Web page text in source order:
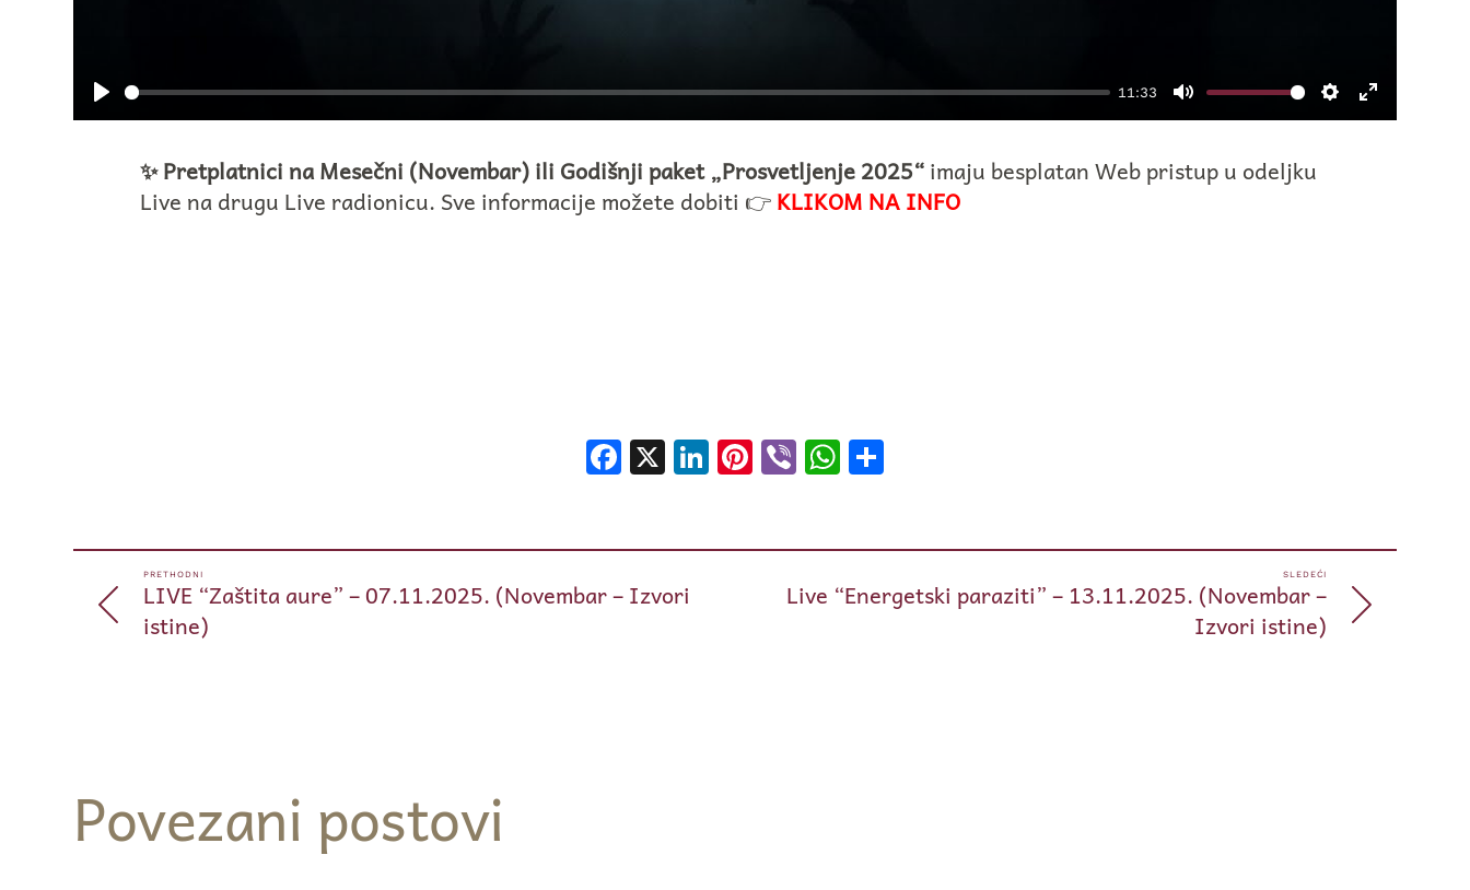
Play
11:33
Mute Settings
Enter
✨ Pretplatnici na Mesečni (Novembar) ili Godišnji paket „Prosvetljenje 2025“imaju besplatan Web pristup u odeljku
Live na drugu Live radionicu. Sve informacije možete dobiti 👉KLIKOM NA INFO
Facebook
X LinkedIn
Pinterest
ViberWhatsApp
PRETHODNI
LIVE “Zaštita aure” – 07.11.2025. (Novembar – Izvori
istine)
SLEDEĆI
Live “Energetski paraziti” – 13.11.2025. (Novembar –
Izvori istine)
Povezani postovi